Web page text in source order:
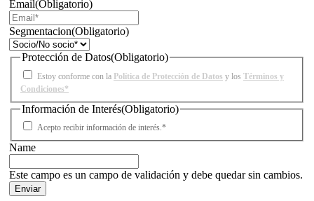
Email(Obligatorio)
Segmentacion(Obligatorio)
Protección de Datos(Obligatorio)
Estoy conforme con la Política de Protección de Datos y los Términos y
Condiciones*
Información de Interés(Obligatorio)
Acepto recibir información de interés.*
Name
Este campo es un campo de validación y debe quedar sin cambios.